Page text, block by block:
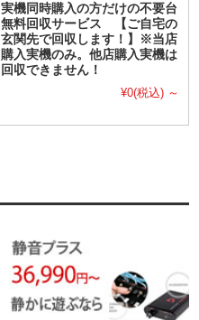
実機同時購入の方だけの不要台
無料回収サービス 【ご自宅の
玄関先で回収します！】※当店
購入実機のみ。他店購入実機は
回収できません！
¥0(税込) ～